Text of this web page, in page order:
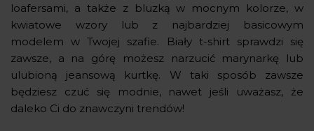
loafersami, a także z bluzką w mocnym kolorze, w
kwiatowe wzory lub z najbardziej basicowym
modelem w Twojej szafie. Biały t-shirt sprawdzi się
zawsze, a na górę możesz narzucić marynarkę lub
ulubioną jeansową kurtkę. W taki sposób zawsze
będziesz czuć się modnie, nawet jeśli uważasz, że
daleko Ci do znawczyni trendów!